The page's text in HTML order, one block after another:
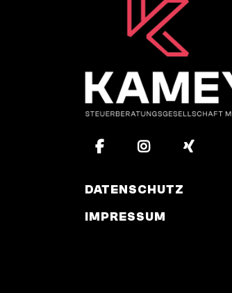
DATENSCHUTZ
IMPRESSUM